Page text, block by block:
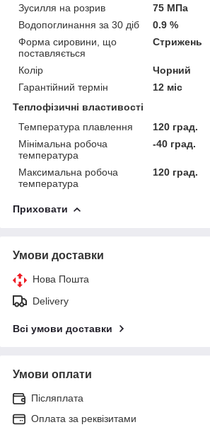
Зусилля на розрив
75 МПа
Водопоглинання за 30 діб
0.9 %
Форма сировини, що
поставляється
Стрижень
Колір
Чорний
Гарантійний термін
12 міс
Теплофізичні властивості
Температура плавлення
120 град.
Мінімальна робоча
температура
-40 град.
Максимальна робоча
температура
120 град.
Приховати
Умови доставки
Нова Пошта
Delivery
Всі умови доставки
Умови оплати
Післяплата
Оплата за реквізитами